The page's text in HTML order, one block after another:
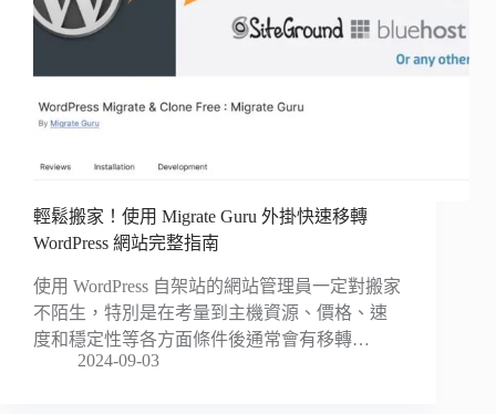
輕鬆搬家！使用 Migrate Guru 外掛快速移轉
WordPress 網站完整指南
使用 WordPress 自架站的網站管理員一定對搬家
不陌生，特別是在考量到主機資源、價格、速
度和穩定性等各方面條件後通常會有移轉…
2024-09-03